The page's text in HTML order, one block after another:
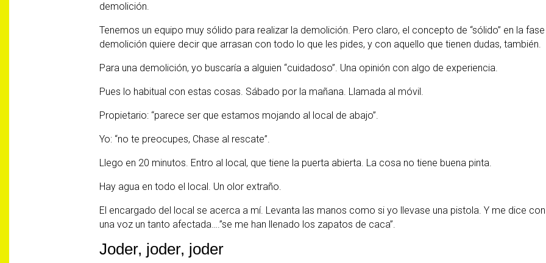
demolición.
Tenemos un equipo muy sólido para realizar la demolición. Pero claro, el concepto de “sólido” en la
demolición quiere decir que arrasan con todo lo que les pides, y con aquello que tienen dudas, también.
Para una demolición, yo buscaría a alguien “cuidadoso”. Una opinión con algo de experiencia.
Pues lo habitual con estas cosas. Sábado por la mañana. Llamada al móvil.
Propietario: “parece ser que estamos mojando al local de abajo”.
Yo: “no te preocupes, Chase al rescate”.
Llego en 20 minutos. Entro al local, que tiene la puerta abierta. La cosa no tiene buena pinta.
Hay agua en todo el local. Un olor extraño.
El encargado del local se acerca a mí. Levanta las manos como si yo llevase una pistola. Y me dice con
una voz un tanto afectada….”se me han llenado los zapatos de caca”.
Joder, joder, joder